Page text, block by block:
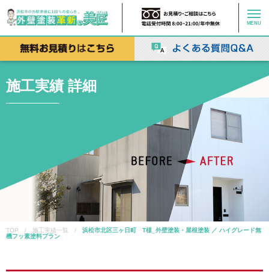
MENU
施工実績 詳細
TOP / 施工実績一覧 / 浜松市北区三ヶ日町 T様_外壁塗装・屋根塗装 ／ ハイグレード無
機フッ素塗料プラン